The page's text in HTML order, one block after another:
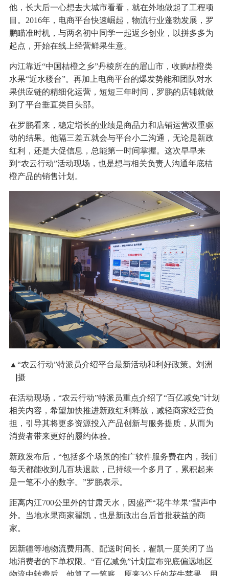
他，长大后一心想去大城市看看，就在外地做起了工程项
目。2016年，电商平台快速崛起，物流行业蓬勃发展，罗
鹏瞄准时机，与两名初中同学一起返乡创业，以拼多多为
起点，开始在线上经营鲜果生意。
内江靠近“中国桔橙之乡”丹棱所在的眉山市，收购桔橙类
水果“近水楼台”。再加上电商平台的爆发势能和团队对水
果供应链的精细化运营，短短三年时间，罗鹏的店铺就做
到了平台垂直类目头部。
在罗鹏看来，稳定增长的业绩是商品力和店铺运营双重驱
动的结果。他隔三差五就会与平台小二沟通，无论是新政
红利，还是大促信息，总能第一时间掌握。这次早早来
到“农云行动”活动现场，也是想与相关负责人沟通年底桔
橙产品的销售计划。
▲“农云行动”特派员介绍平台最新活动和利好政策。刘洲
▕摄
在活动现场，“农云行动”特派员重点介绍了“百亿减免”计划
相关内容，希望加快推进新政红利释放，减轻商家经营负
担，引导其将更多资源投入产品创新与服务提质，从而为
消费者带来更好的履约体验。
新政发布后，“包括多个场景的推广软件服务费在内，我们
每天都能收到几百块退款，已持续一个多月了，累积起来
是一笔不小的数字。”罗鹏表示。
距离内江700公里外的甘肃天水，因盛产“花牛苹果”蜚声中
外。当地水果商家翟凯，也是新政出台后首批获益的商
家。
因新疆等地物流费用高、配送时间长，翟凯一度关闭了当
地消费者的下单权限。“百亿减免”计划宣布兜底偏远地区
物流中转费后，他算了一笔账，原来3公斤的花牛苹果，用